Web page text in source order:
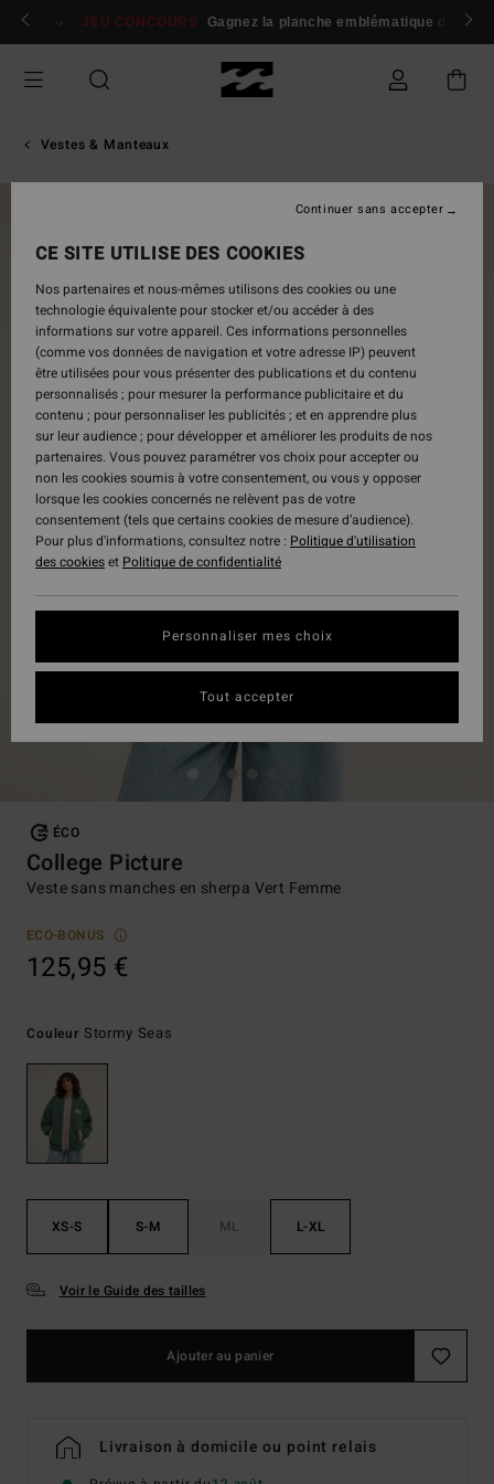
Passer
Se connecter / s'inscrire
JEU CONCOURS Gagnez la planche emblématique d'Andy
Vestes & Manteaux
ÉCO
College Picture
Veste sans manches en sherpa Vert Femme
ECO-BONUS
125,95 €
Couleur Stormy Seas
XS-S S-M ML L-XL
Voir le Guide des tailles
Ajouter au panier
Livraison à domicile ou point relais
CE SITE UTILISE DES COOKIES
Nos partenaires et nous-mêmes utilisons des cookies ou une
technologie équivalente pour stocker et/ou accéder à des
informations sur votre appareil. Ces informations personnelles
(comme vos données de navigation et votre adresse IP) peuvent
être utilisées pour vous présenter des publications et du contenu
personnalisés ; pour mesurer la performance publicitaire et du
contenu ; pour personnaliser les publicités ; et en apprendre plus
sur leur audience ; pour développer et améliorer les produits de nos
partenaires. Vous pouvez paramétrer vos choix pour accepter ou
non les cookies soumis à votre consentement, ou vous y opposer
lorsque les cookies concernés ne relèvent pas de votre
consentement (tels que certains cookies de mesure d’audience).
Pour plus d'informations, consultez notre : Politique d'utilisation
des cookieset Politique de confidentialité
Personnaliser mes choix
Continuer sans accepter
Tout accepter